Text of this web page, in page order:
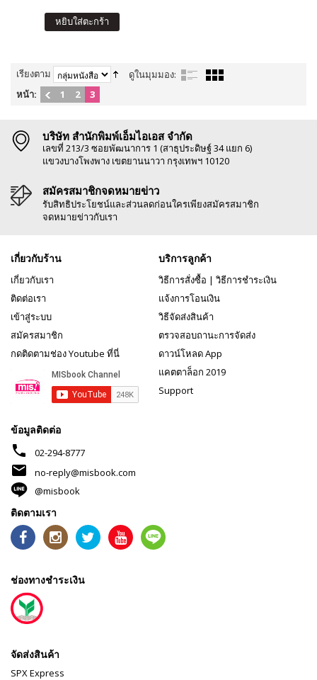
หยิบใส่ตะกร้า
เรียงตาม
ดูในมุมมอง:
หน้า:
1 2 3
บริษัท สำนักพิมพ์เอ็มไอเอส จำกัด
เลขที่ 213/3 ซอยพัฒนาการ 1 (สาธุประดิษฐ์ 34 แยก 6)
แขวงบางโพงพาง เขตยานนาวา กรุงเทพฯ 10120
สมัครสมาชิกจดหมายข่าว
รับสิทธิประโยชน์และส่วนลดก่อนใครเพียงสมัครสมาชิก
จดหมายข่าวกับเรา
เกี่ยวกับร้าน
เกี่ยวกับเรา
ติดต่อเรา
เข้าสู่ระบบ
สมัครสมาชิก
กดติดตามช่อง Youtube ที่นี่
บริการลูกค้า
วิธีการสั่งซื้อ | วิธีการชำระเงิน
แจ้งการโอนเงิน
วิธีจัดส่งสินค้า
ตรวจสอบถานะการจัดส่ง
ดาวน์โหลด App
แคตตาล็อก 2019
Support
ข้อมูลติดต่อ
phone 02-294-8777
mail
no-reply@misbook.com
@misbook
ติดตามเรา
ช่องทางชำระเงิน
จัดส่งสินค้า
SPX Express